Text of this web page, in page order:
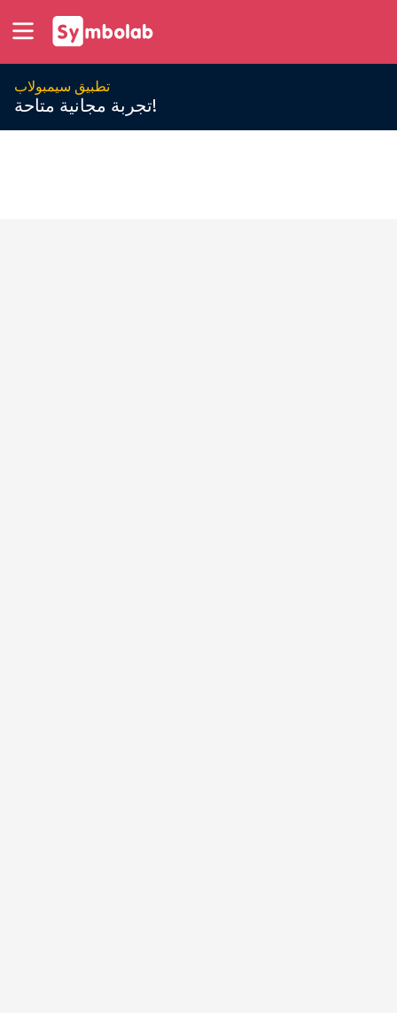
تطبيق سيمبولاب
تجربة مجانية متاحة!